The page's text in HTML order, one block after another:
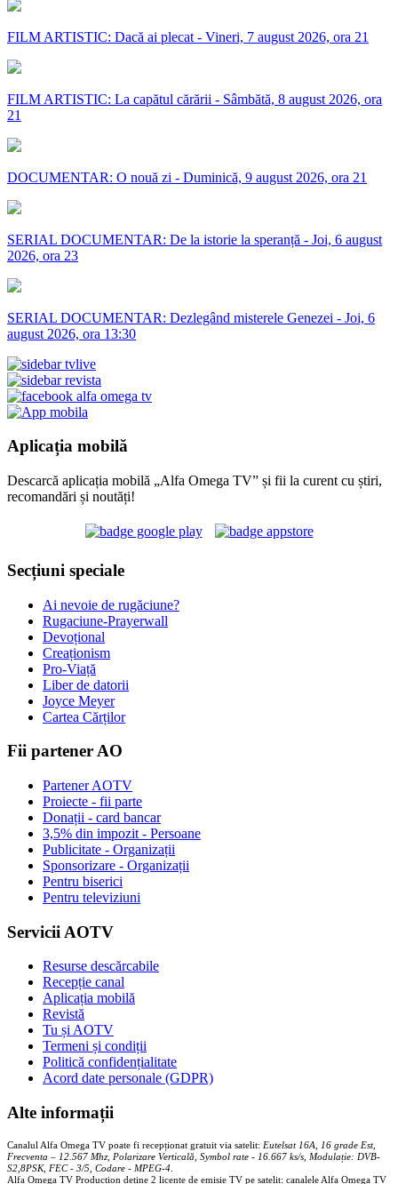
FILM ARTISTIC: Dacă ai plecat - Vineri, 7 august 2026, ora 21
FILM ARTISTIC: La capătul cărării - Sâmbătă, 8 august 2026, ora
21
DOCUMENTAR: O nouă zi - Duminică, 9 august 2026, ora 21
SERIAL DOCUMENTAR: De la istorie la speranță - Joi, 6 august
2026, ora 23
SERIAL DOCUMENTAR: Dezlegând misterele Genezei - Joi, 6
august 2026, ora 13:30
Aplicația mobilă
Descarcă aplicația mobilă „Alfa Omega TV” și fii la curent cu știri,
recomandări și noutăți!
Secțiuni speciale
Ai nevoie de rugăciune?
Rugaciune-Prayerwall
Devoțional
Creaționism
Pro-Viață
Liber de datorii
Joyce Meyer
Cartea Cărților
Fii partener AO
Partener AOTV
Proiecte - fii parte
Donații - card bancar
3,5% din impozit - Persoane
Publicitate - Organizații
Sponsorizare - Organizații
Pentru biserici
Pentru televiziuni
Servicii AOTV
Resurse descărcabile
Recepție canal
Aplicația mobilă
Revistă
Tu și AOTV
Termeni și condiții
Politică confidențialitate
Acord date personale (GDPR)
Alte informații
Canalul Alfa Omega TV poate fi recepționat gratuit via satelit: Eutelsat 16A, 16 grade Est,
Frecventa – 12.567 Mhz, Polarizare Verticală, Symbol rate - 16.667 ks/s, Modulație: DVB-
S2,8PSK, FEC - 3/5, Codare - MPEG-4
Alfa Omega TV Production deține 2 licențe de emisie TV pe satelit: canalele Alfa Omega TV